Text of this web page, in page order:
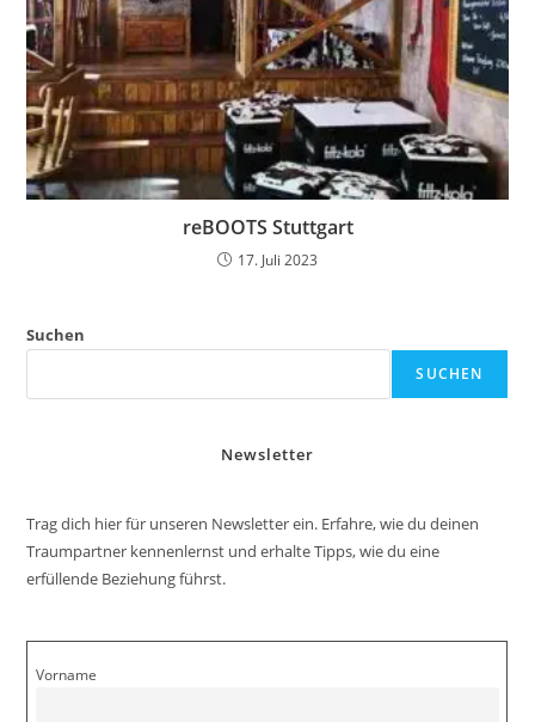
reBOOTS Stuttgart
17. Juli 2023
Suchen
SUCHEN
Newsletter
Trag dich hier für unseren Newsletter ein. Erfahre, wie du deinen
Traumpartner kennenlernst und erhalte Tipps, wie du eine
erfüllende Beziehung führst.
Vorname